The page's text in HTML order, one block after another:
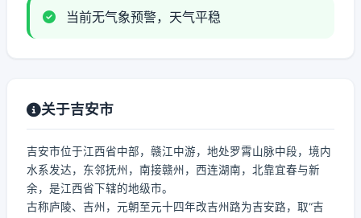
当前无气象预警，天气平稳
关于吉安市
吉安市位于江西省中部，赣江中游，地处罗霄山脉中段，境内
水系发达，东邻抚州，南接赣州，西连湖南，北靠宜春与新
余，是江西省下辖的地级市。
古称庐陵、吉州，元朝至元十四年改吉州路为吉安路，取“吉